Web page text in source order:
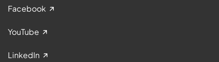
Facebook
YouTube
LinkedIn